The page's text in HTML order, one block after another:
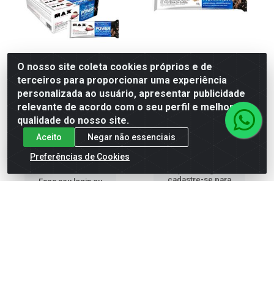
BARRA PROTEINA POWER
MAX TITANIUM
NAPOLITANO DISPLAY
12X41G
Código: 555279
Embalagem: Unidade
Caixa contém 4 unidade(s)
EAN: 7899941202320
Faça seu login ou
BARRA PROTEINA POWER
MAX TITANIUM PEANUT
BUTTER DISPLAY 12X4...
Código: 555277
Embalagem: Unidade
Caixa contém 4 unidade(s)
EAN: 7899941201699
cadastre-se para
O nosso site coleta cookies próprios e de
terceiros para proporcionar uma experiência
personalizada ao usuário, apresentar publicidade
relevante de acordo com o seu perfil e melhorar a
qualidade do nosso site.
Aceito
Negar não essenciais
Preferências de Cookies